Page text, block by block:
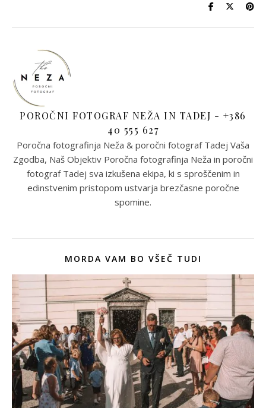
POROČNI FOTOGRAF NEŽA IN TADEJ - +386
40 555 627
Poročna fotografinja Neža & poročni fotograf Tadej Vaša
Zgodba, Naš Objektiv Poročna fotografinja Neža in poročni
fotograf Tadej sva izkušena ekipa, ki s sproščenim in
edinstvenim pristopom ustvarja brezčasne poročne
spomine.
MORDA VAM BO VŠEČ TUDI